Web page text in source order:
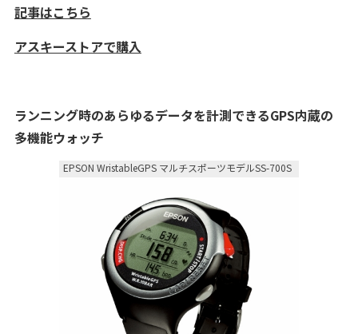
記事はこちら
アスキーストアで購入
ランニング時のあらゆるデータを計測できるGPS内蔵の
多機能ウォッチ
EPSON WristableGPS マルチスポーツモデルSS-700S